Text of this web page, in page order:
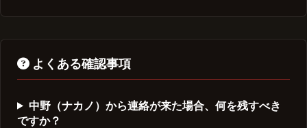
よくある確認事項
中野（ナカノ）から連絡が来た場合、何を残すべき
ですか？